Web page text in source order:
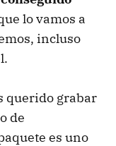
lo vamos a
incluso
querido grabar
de
es uno